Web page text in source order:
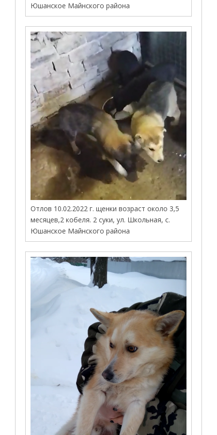
Юшанское Майнского района
Отлов 10.02.2022 г. щенки возраст около 3,5
месяцев,2 кобеля. 2 суки, ул. Школьная, с.
Юшанское Майнского района